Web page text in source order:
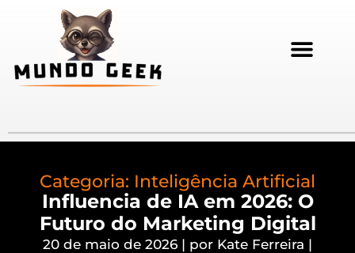
Categoria: Inteligência Artificial
Influencia de IA em 2026: O
Futuro do Marketing Digital
20 de maio de 2026 | por Kate Ferreira |